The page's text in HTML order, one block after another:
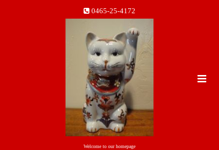
0465-25-4172
Welcome to our homepage